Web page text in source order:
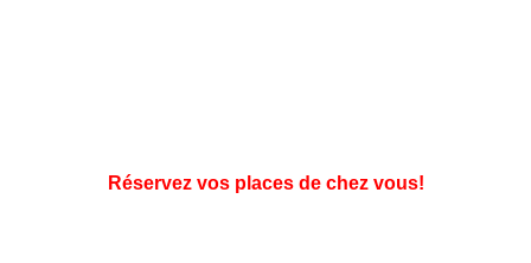
Réservez vos places de chez vous!